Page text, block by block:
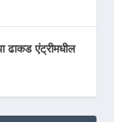
ढाकड एंट्रीमधील